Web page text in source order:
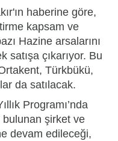
haberine göre,
kapsam ve
Hazine arsalarını
satışa çıkarıyor. Bu
Türkbükü,
da satılacak.
Programı’nda
şirket ve
devam edileceği,